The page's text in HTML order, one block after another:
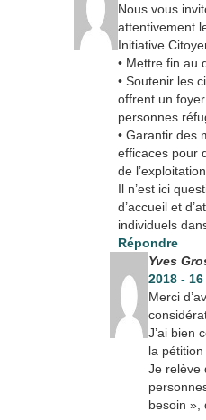
Nous vous
attentivement
Initiative
• Mettre fin au
• Soutenir les
offrent un
personnes
• Garantir des
efficaces pour
de
Il n’est ici
d’accueil et
individuels
Répondre
Yves
2018 -
Merci
J’ai bien
la pétition
Je relève
besoin »,